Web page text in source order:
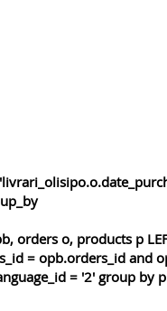
orders o, products p
= opb.orders_id and
= '2' group by